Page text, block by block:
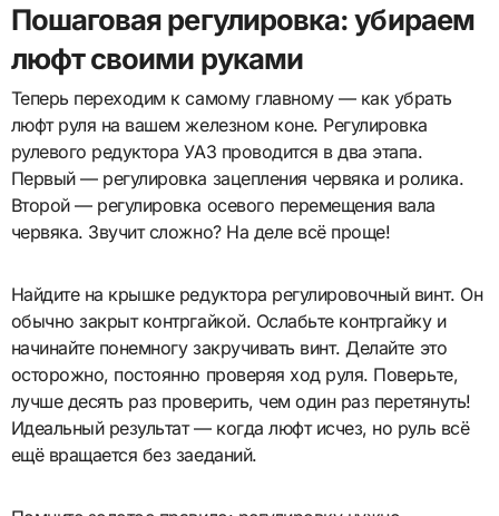
Пошаговая регулировка: убираем
люфт своими руками
Теперь переходим к самому главному — как убрать
люфт руля на вашем железном коне. Регулировка
рулевого редуктора УАЗ проводится в два этапа.
Первый — регулировка зацепления червяка и ролика.
Второй — регулировка осевого перемещения вала
червяка. Звучит сложно? На деле всё проще!
Найдите на крышке редуктора регулировочный винт. Он
обычно закрыт контргайкой. Ослабьте контргайку и
начинайте понемногу закручивать винт. Делайте это
осторожно, постоянно проверяя ход руля. Поверьте,
лучше десять раз проверить, чем один раз перетянуть!
Идеальный результат — когда люфт исчез, но руль всё
ещё вращается без заеданий.